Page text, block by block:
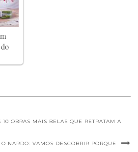
10 OBRAS MAIS BELAS QUE RETRATAM A
NARDO: VAMOS DESCOBRIR PORQUE